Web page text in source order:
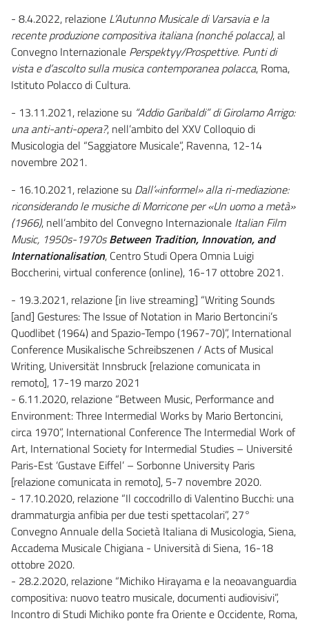
- 8.4.2022, relazione L’Autunno Musicale di Varsavia e la
recente produzione compositiva italiana (nonché polacca), al
Convegno Internazionale Perspektyy/Prospettive. Punti di
vista e d’ascolto sulla musica contemporanea polacca, Roma,
Istituto Polacco di Cultura.
- 13.11.2021, relazione su “Addio Garibaldi” di Girolamo Arrigo:
una anti-anti-opera?, nell’ambito del XXV Colloquio di
Musicologia del “Saggiatore Musicale”, Ravenna, 12-14
novembre 2021.
- 16.10.2021, relazione su Dall’«informel» alla ri-mediazione:
riconsiderando le musiche di Morricone per «Un uomo a metà»
(1966), nell’ambito del Convegno Internazionale Italian Film
Music, 1950s-1970sBetween Tradition, Innovation, and
Internationalisation, Centro Studi Opera Omnia Luigi
Boccherini, virtual conference (online), 16-17 ottobre 2021.
- 19.3.2021, relazione [in live streaming] “Writing Sounds
[and] Gestures: The Issue of Notation in Mario Bertoncini’s
Quodlibet (1964) and Spazio-Tempo (1967-70)”, International
Conference Musikalische Schreibszenen / Acts of Musical
Writing, Universität Innsbruck [relazione comunicata in
remoto], 17-19 marzo 2021
- 6.11.2020, relazione “Between Music, Performance and
Environment: Three Intermedial Works by Mario Bertoncini,
circa 1970”, International Conference The Intermedial Work of
Art, International Society for Intermedial Studies – Université
Paris-Est ‘Gustave Eiffel’ – Sorbonne University Paris
[relazione comunicata in remoto], 5-7 novembre 2020.
- 17.10.2020, relazione “Il coccodrillo di Valentino Bucchi: una
drammaturgia anfibia per due testi spettacolari”, 27°
Convegno Annuale della Società Italiana di Musicologia, Siena,
Accadema Musicale Chigiana - Università di Siena, 16-18
ottobre 2020.
- 28.2.2020, relazione “Michiko Hirayama e la neoavanguardia
compositiva: nuovo teatro musicale, documenti audiovisivi”,
Incontro di Studi Michiko ponte fra Oriente e Occidente, Roma,